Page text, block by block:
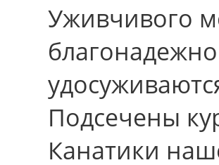
Уживчивого
Подсечены
Канатики